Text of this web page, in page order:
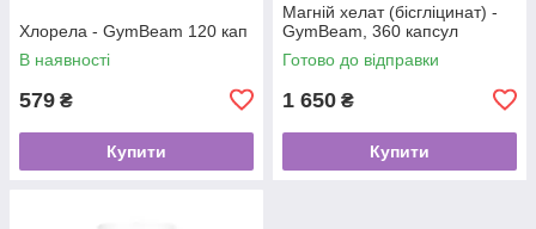
Хлорела - GymBeam 120 кап
В наявності
579 ₴
Купити
Магній хелат (бісгліцинат) -
GymBeam, 360 капсул
Готово до відправки
1 650 ₴
Купити